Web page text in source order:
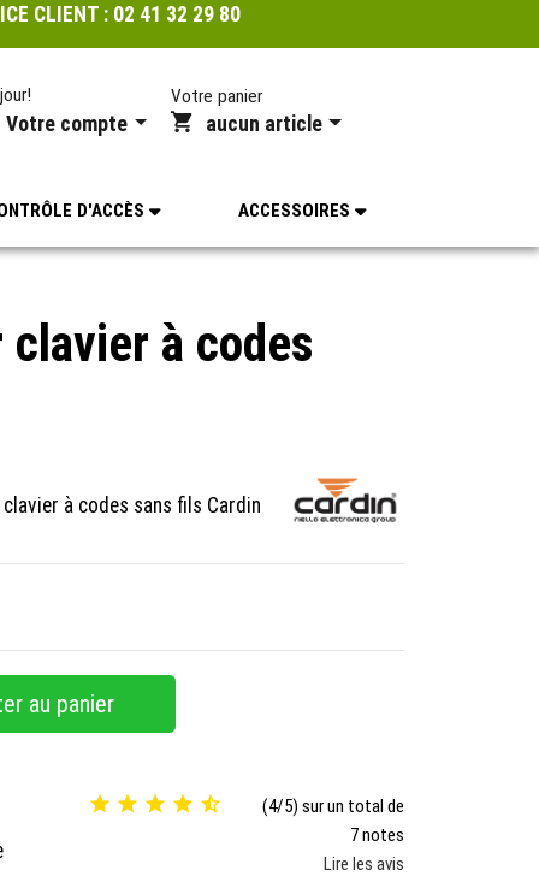
CLIENT : 02 41 32 29 80
Votre compte
Votre panier
aucun article
D'ACCÈS ACCESSOIRES
à codes
à codes sans fils Cardin
au panier
    
(4/5) sur un total de
7 notes
Lire les avis